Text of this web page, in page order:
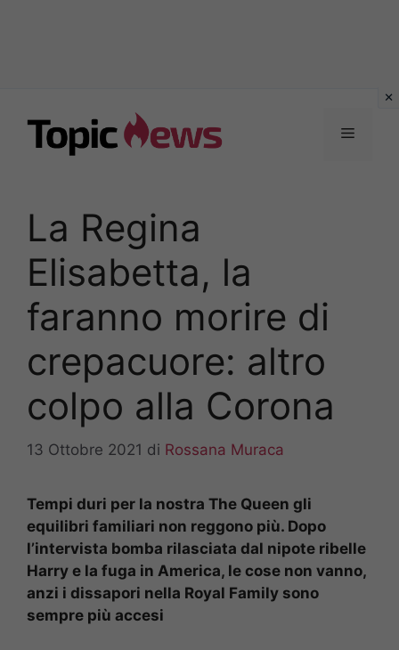
contenuto
Menu
La Regina
Elisabetta, la
faranno morire di
crepacuore: altro
colpo alla Corona
13 Ottobre 2021 di Rossana Muraca
Tempi duri per la nostra The Queen gli
equilibri familiari non reggono più. Dopo
l’intervista bomba rilasciata dal nipote ribelle
Harry e la fuga in America, le cose non vanno,
anzi i dissapori nella Royal Family sono
sempre più accesi